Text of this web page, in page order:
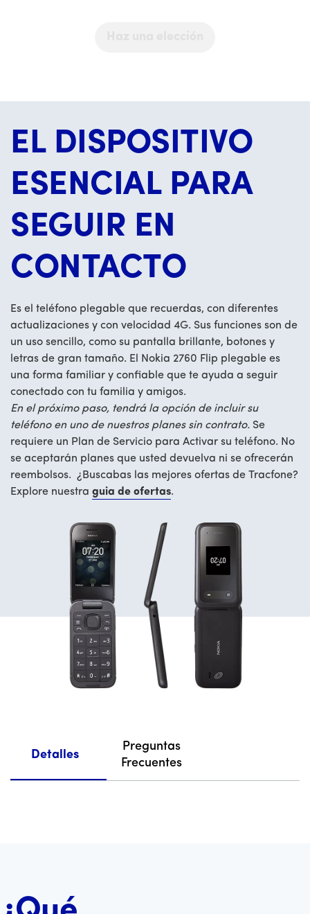
EL DISPOSITIVO
ESENCIAL PARA
SEGUIR EN
CONTACTO
Es el teléfono plegable que recuerdas, con diferentes
actualizaciones y con velocidad 4G. Sus funciones son de
un uso sencillo, como su pantalla brillante, botones y
letras de gran tamaño. El Nokia 2760 Flip plegable es
una forma familiar y confiable que te ayuda a seguir
conectado con tu familia y amigos.
En el próximo paso, tendrá la opción de incluir su
teléfono en uno de nuestros planes sin contrato. Se
requiere un Plan de Servicio para Activar su teléfono. No
se aceptarán planes que usted devuelva ni se ofrecerán
reembolsos. ¿Buscabas las mejores ofertas de Tracfone?
Explore nuestra guia de ofertas.
Detalles
Preguntas
Frecuentes